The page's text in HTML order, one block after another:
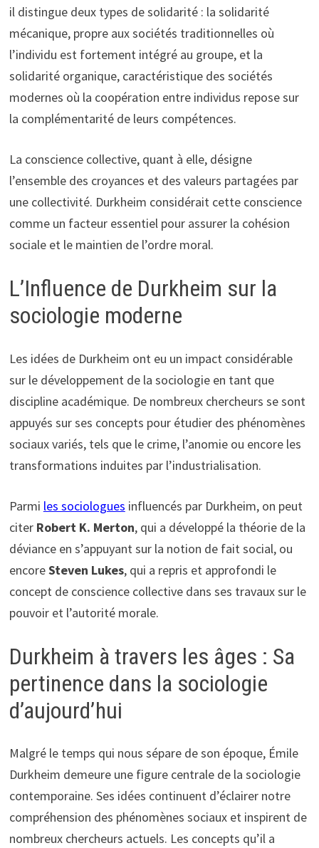
il distingue deux types de solidarité : la solidarité
mécanique, propre aux sociétés traditionnelles où
l’individu est fortement intégré au groupe, et la
solidarité organique, caractéristique des sociétés
modernes où la coopération entre individus repose sur
la complémentarité de leurs compétences.
La conscience collective, quant à elle, désigne
l’ensemble des croyances et des valeurs partagées par
une collectivité. Durkheim considérait cette conscience
comme un facteur essentiel pour assurer la cohésion
sociale et le maintien de l’ordre moral.
L’Influence de Durkheim sur la
sociologie moderne
Les idées de Durkheim ont eu un impact considérable
sur le développement de la sociologie en tant que
discipline académique. De nombreux chercheurs se sont
appuyés sur ses concepts pour étudier des phénomènes
sociaux variés, tels que le crime, l’anomie ou encore les
transformations induites par l’industrialisation.
Parmi les sociologues influencés par Durkheim, on peut
citer Robert K. Merton, qui a développé la théorie de la
déviance en s’appuyant sur la notion de fait social, ou
encoreSteven Lukes, qui a repris et approfondi le
concept de conscience collective dans ses travaux sur le
pouvoir et l’autorité morale.
Durkheim à travers les âges : Sa
pertinence dans la sociologie
d’aujourd’hui
Malgré le temps qui nous sépare de son époque, Émile
Durkheim demeure une figure centrale de la sociologie
contemporaine. Ses idées continuent d’éclairer notre
compréhension des phénomènes sociaux et inspirent de
nombreux chercheurs actuels. Les concepts qu’il a